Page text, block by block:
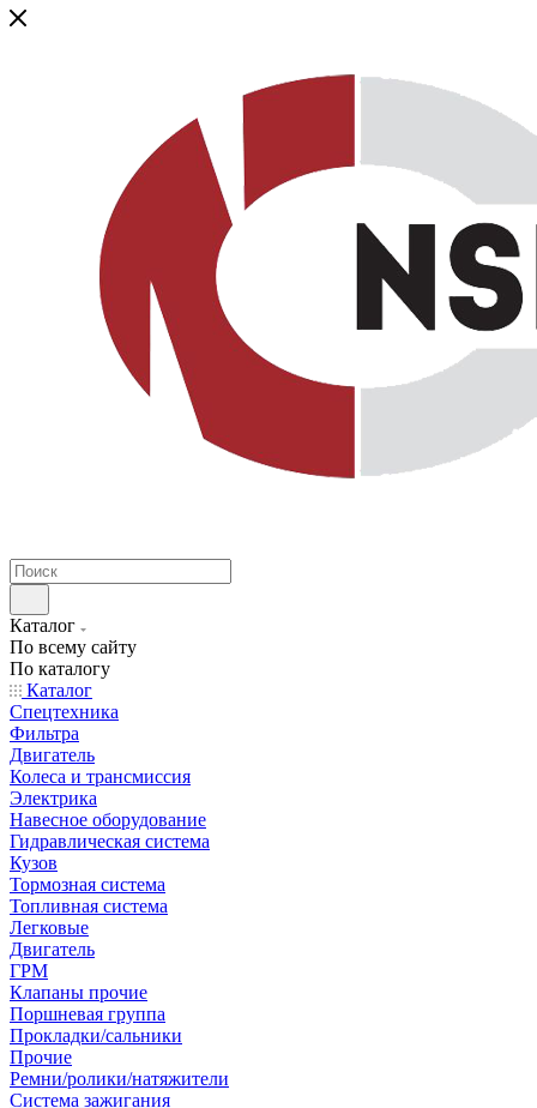
Каталог
По всему сайту
По каталогу
Каталог
Спецтехника
Фильтра
Двигатель
Колеса и трансмиссия
Электрика
Навесное оборудование
Гидравлическая система
Кузов
Тормозная система
Топливная система
Легковые
Двигатель
ГРМ
Клапаны прочие
Поршневая группа
Прокладки/сальники
Прочие
Ремни/ролики/натяжители
Система зажигания